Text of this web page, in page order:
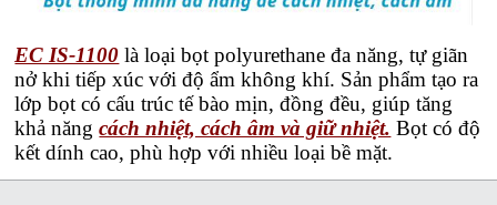
EC IS-1100 là loại bọt polyurethane đa năng, tự giãn
nở khi tiếp xúc với độ ẩm không khí. Sản phẩm tạo ra
lớp bọt có cấu trúc tế bào mịn, đồng đều, giúp tăng
khả năngcách nhiệt, cách âm và giữ nhiệt. Bọt có độ
kết dính cao, phù hợp với nhiều loại bề mặt.